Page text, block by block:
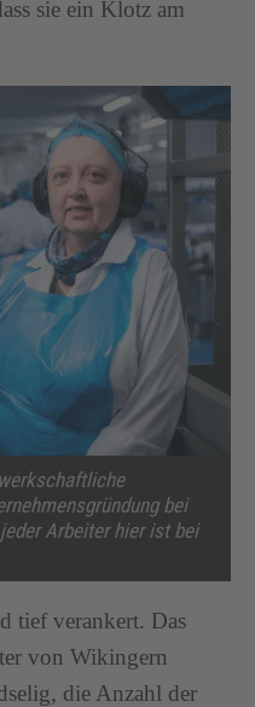
sie ein Klotz am
bei
Arbeiter hier ist bei
tief verankert. Das
von Wikingern
die Anzahl der